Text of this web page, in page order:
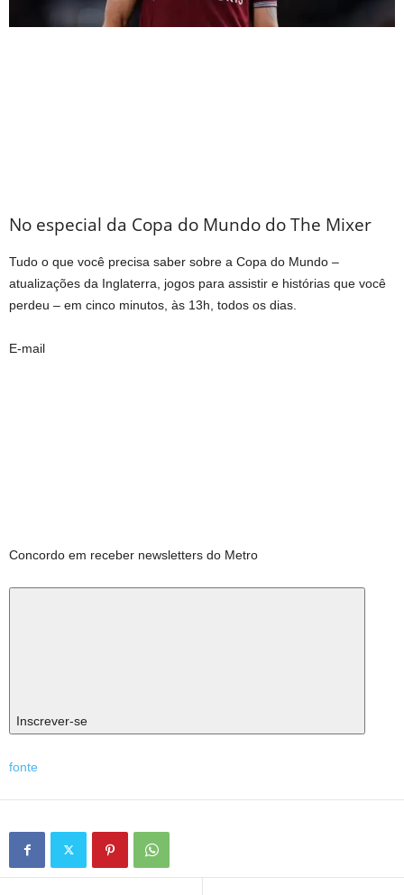
No especial da Copa do Mundo do The Mixer
Tudo o que você precisa saber sobre a Copa do Mundo –
atualizações da Inglaterra, jogos para assistir e histórias que você
perdeu – em cinco minutos, às 13h, todos os dias.
E-mail
Concordo em receber newsletters do Metro
Inscrever-se
fonte